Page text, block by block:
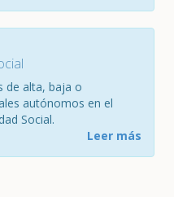
de alta, baja o
autónomos en el
Social.
Leer más